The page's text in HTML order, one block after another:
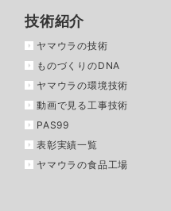
技術紹介
ヤマウラの技術
ものづくりのDNA
ヤマウラの環境技術
動画で見る工事技術
PAS99
表彰実績一覧
ヤマウラの食品工場